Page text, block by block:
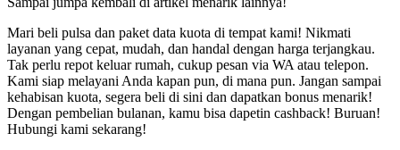
Mari beli pulsa dan paket data kuota di tempat kami! Nikmati
layanan yang cepat, mudah, dan handal dengan harga terjangkau.
Tak perlu repot keluar rumah, cukup pesan via WA atau telepon.
Kami siap melayani Anda kapan pun, di mana pun. Jangan sampai
kehabisan kuota, segera beli di sini dan dapatkan bonus menarik!
Dengan pembelian bulanan, kamu bisa dapetin cashback! Buruan!
Hubungi kami sekarang!